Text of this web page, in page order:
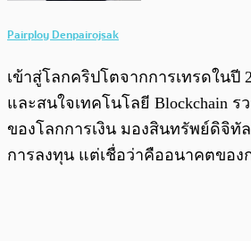
Pairploy Denpairojsak
เข้าสู่โลกคริปโตจากการเทรดในปี
และสนใจเทคโนโลยี Blockchain ร
ของโลกการเงิน มองสินทรัพย์ดิจิทั
การลงทุน แต่เชื่อว่าคืออนาคตของ